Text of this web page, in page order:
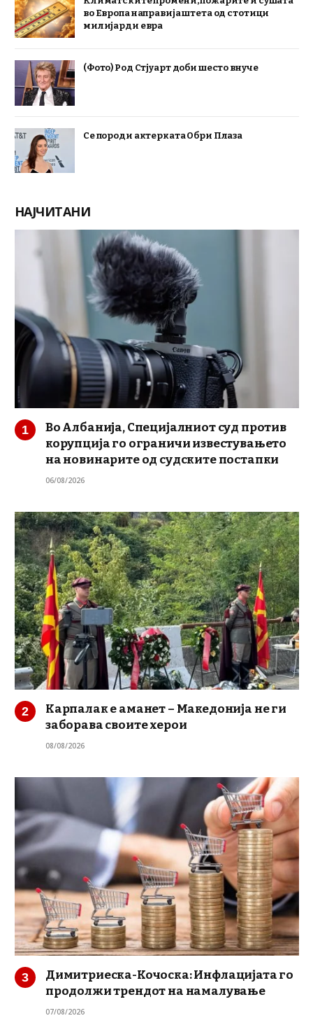
во Европа направија штета од стотици
милијарди евра
(Фото) Род Стјуарт доби шесто внуче
Се породи актерката Обри Плаза
НАЈЧИТАНИ
Во Албанија, Специјалниот суд против
корупција го ограничи известувањето
на новинарите од судските постапки
06/08/2026
Карпалак е аманет – Македонија не ги
заборава своите херои
08/08/2026
Димитриеска-Кочоска: Инфлацијата го
продолжи трендот на намалување
07/08/2026